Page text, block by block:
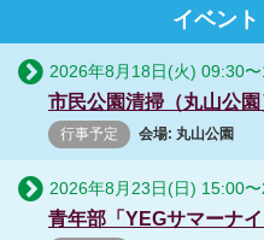
イベン
2026年8月18日(火) 09:30〜
市民公園清掃（丸山公園
行事予定 会場: 丸山公園
2026年8月23日(日) 15:00〜
青年部「YEGサマーナイ